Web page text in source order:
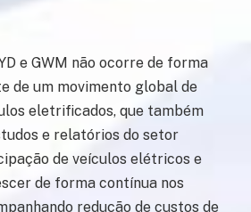
e GWM não ocorre de forma
de um movimento global de
eletrificados, que também
e relatórios do setor
de veículos elétricos e
de forma contínua nos
redução de custos de